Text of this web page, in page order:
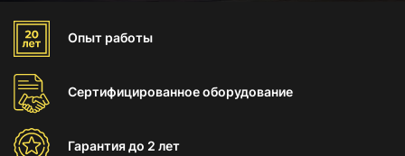
Опыт работы
Сертифицированноеоборудование
Гарантиядо 2 лет